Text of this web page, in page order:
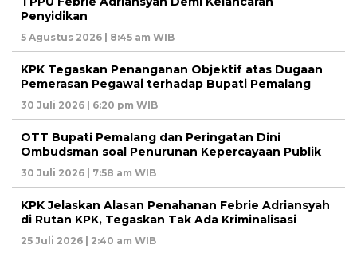
Penyidikan
5 Agustus 2026 | 8:45 am WIB
KPK Tegaskan Penanganan Objektif atas Dugaan
Pemerasan Pegawai terhadap Bupati Pemalang
30 Juli 2026 | 6:20 pm WIB
OTT Bupati Pemalang dan Peringatan Dini
Ombudsman soal Penurunan Kepercayaan Publik
30 Juli 2026 | 7:58 am WIB
KPK Jelaskan Alasan Penahanan Febrie Adriansyah
di Rutan KPK, Tegaskan Tak Ada Kriminalisasi
25 Juli 2026 | 2:40 am WIB